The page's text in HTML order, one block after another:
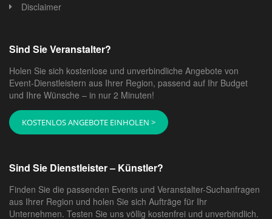
Disclaimer
Sind Sie Veranstalter?
Holen Sie sich kostenlose und unverbindliche Angebote von
Event-Dienstleistern aus Ihrer Region, passend auf Ihr Budget
und Ihre Wünsche – in nur 2 Minuten!
KOSTENLOS ANGEBOTE EINHOLEN >
Sind Sie Dienstleister – Künstler?
Finden Sie die passenden Events und Veranstalter-Suchanfragen
aus Ihrer Region und holen Sie sich Aufträge für Ihr
Unternehmen. Testen Sie uns völlig kostenfrei und unverbindlich.